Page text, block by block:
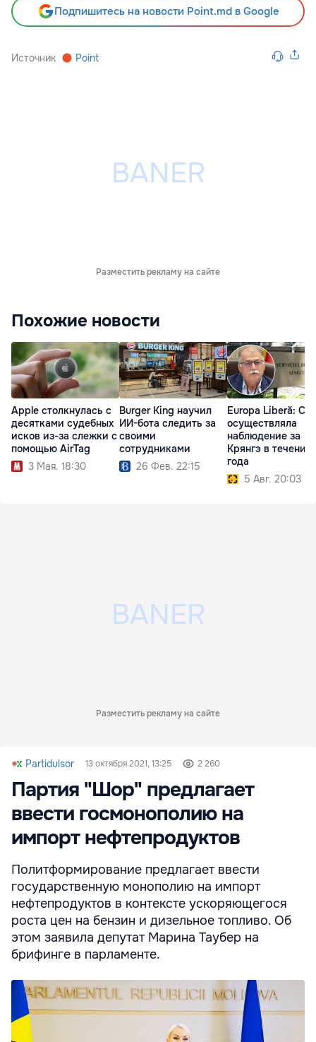
Подпишитесь на новости Point.md в Google
Источник Point
Разместить рекламу на сайте
Похожие новости
Apple столкнулась с
десятками судебных
исков из-за слежки с
помощью AirTag
3 Мая. 18:30
Burger King научил
ИИ-бота следить за
своими
сотрудниками
26 Фев. 22:15
Europa Liberă:
осуществляла
наблюдение за
Крянгэ в течение
года
5 Авг. 20:03
Разместить рекламу на сайте
Partidulsor 13 октября 2021, 13:25 2 260
Партия "Шор" предлагает
ввести госмонополию на
импорт нефтепродуктов
Политформирование предлагает ввести
государственную монополию на импорт
нефтепродуктов в контексте ускоряющегося
роста цен на бензин и дизельное топливо. Об
этом заявила депутат Марина Таубер на
брифинге в парламенте.